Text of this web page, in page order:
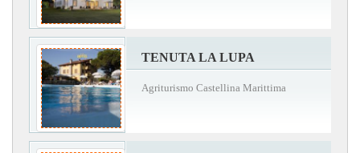
TENUTA LA LUPA
Agriturismo Castellina Marittima